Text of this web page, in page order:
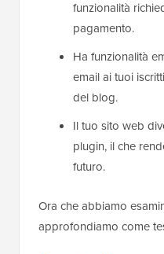
funzionalità
pagamento.
Ha funzionalità
email ai tuoi
del blog.
Il tuo sito web
plugin, il che
futuro.
Ora che abbiamo
approfondiamo come